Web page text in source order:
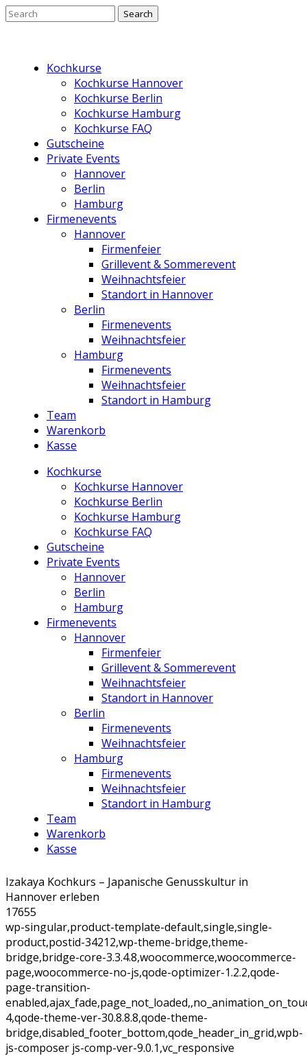
Kochkurse
Kochkurse Hannover
Kochkurse Berlin
Kochkurse Hamburg
Kochkurse FAQ
Gutscheine
Private Events
Hannover
Berlin
Hamburg
Firmenevents
Hannover
Firmenfeier
Grillevent & Sommerevent
Weihnachtsfeier
Standort in Hannover
Berlin
Firmenevents
Weihnachtsfeier
Hamburg
Firmenevents
Weihnachtsfeier
Standort in Hamburg
Team
Warenkorb
Kasse
Kochkurse
Kochkurse Hannover
Kochkurse Berlin
Kochkurse Hamburg
Kochkurse FAQ
Gutscheine
Private Events
Hannover
Berlin
Hamburg
Firmenevents
Hannover
Firmenfeier
Grillevent & Sommerevent
Weihnachtsfeier
Standort in Hannover
Berlin
Firmenevents
Weihnachtsfeier
Hamburg
Firmenevents
Weihnachtsfeier
Standort in Hamburg
Team
Warenkorb
Kasse
Izakaya Kochkurs – Japanische Genusskultur in
Hannover erleben
17655
wp-singular,product-template-default,single,single-
product,postid-34212,wp-theme-bridge,theme-
bridge,bridge-core-3.3.4.8,woocommerce,woocommerce-
page,woocommerce-no-js,qode-optimizer-1.2.2,qode-
page-transition-
4,qode-theme-ver-30.8.8.8,qode-theme-
bridge,disabled_footer_bottom,qode_header_in_grid,wpb-
js-composer js-comp-ver-9.0.1,vc_responsive